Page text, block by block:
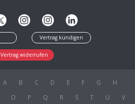
Vertrag kündigen
Vertrag widerrufen
A B C D E F G
H
O P Q R S T U V